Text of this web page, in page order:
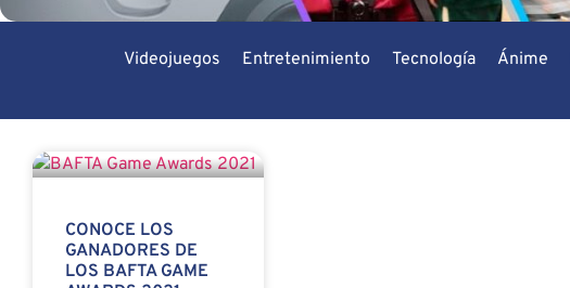
Videojuegos Entretenimiento Tecnología Ánime
CONOCE LOS
GANADORES DE
LOS BAFTA GAME